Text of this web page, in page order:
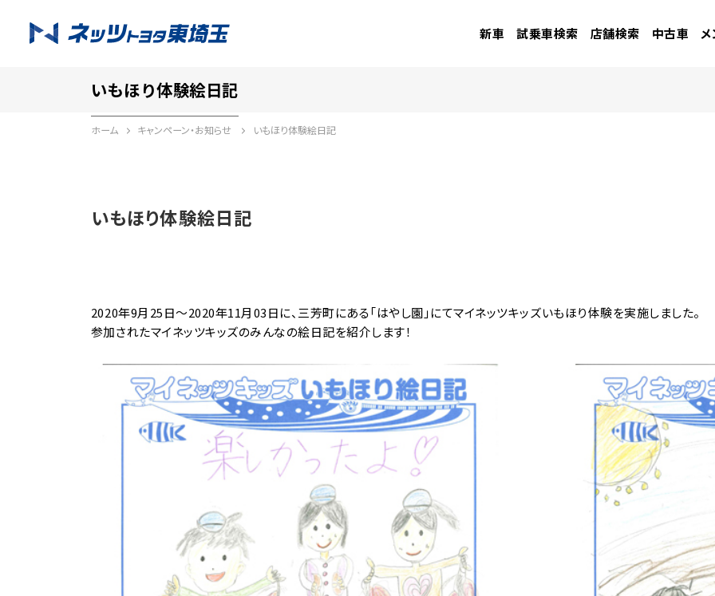
新車 試乗車検索 店舗検索 中古車
いもほり体験絵日記
ホーム キャンペーン・お知らせ いもほり体験絵日記
いもほり体験絵日記
2020年9月25日～2020年11月03日に、三芳町にある「はやし園」にてマイネッツキッズいもほり体験を実施しました。
参加されたマイネッツキッズのみんなの絵日記を紹介します！